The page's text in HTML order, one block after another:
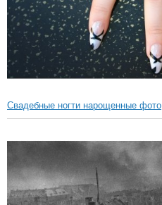
Свадебные ногти нарощенные фото